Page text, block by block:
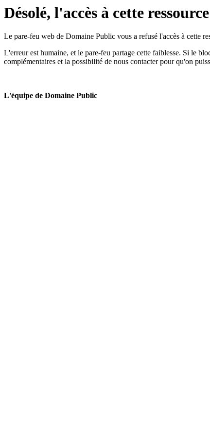
Désolé, l'accès à cette
Le pare-feu web de Domaine Public vous a refusé l'accès à cette
L'erreur est humaine, et le pare-feu partage cette faiblesse. Si le
complémentaires et la possibilité de nous contacter pour qu'on
L'équipe de Domaine Public